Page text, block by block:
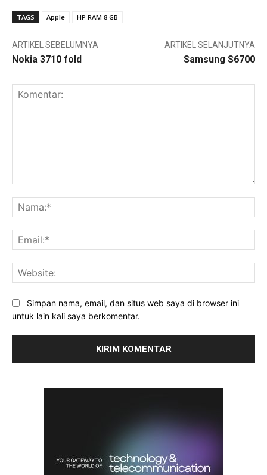
TAGS Apple HP RAM 8 GB
ARTIKEL SEBELUMNYA
Nokia 3710 fold
ARTIKEL SELANJUTNYA
Samsung S6700
Simpan nama, email, dan situs web saya di browser ini
untuk lain kali saya berkomentar.